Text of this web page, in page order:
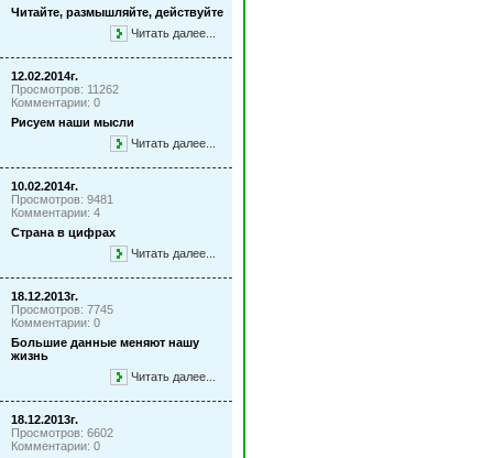
Читайте, размышляйте, действуйте
Читать далее...
12.02.2014г.
Просмотров: 11262
Комментарии: 0
Рисуем наши мысли
Читать далее...
10.02.2014г.
Просмотров: 9481
Комментарии: 4
Страна в цифрах
Читать далее...
18.12.2013г.
Просмотров: 7745
Комментарии: 0
Большие данные меняют нашу
жизнь
Читать далее...
18.12.2013г.
Просмотров: 6602
Комментарии: 0